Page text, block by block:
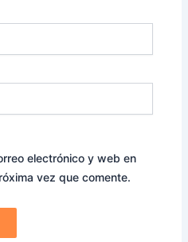
electrónico y web en
vez que comente.